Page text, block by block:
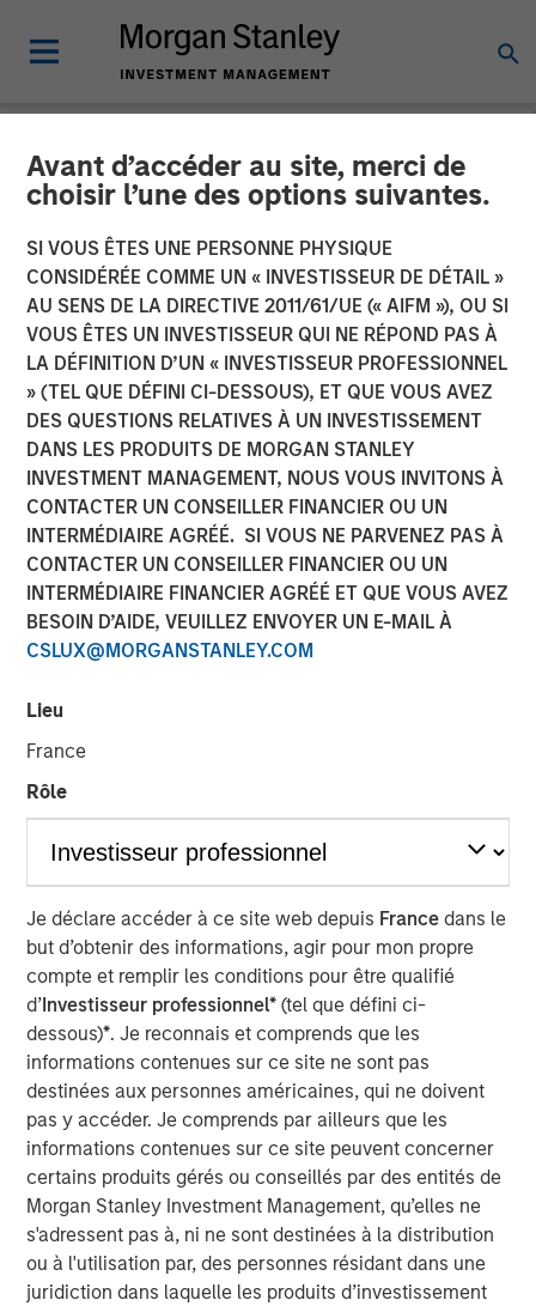
Avant d’accéder au site, merci de
choisir l’une des options suivantes.
SI VOUS ÊTES UNE PERSONNE PHYSIQUE
CONSIDÉRÉE COMME UN « INVESTISSEUR DE DÉTAIL »
AU SENS DE LA DIRECTIVE 2011/61/UE (« AIFM »), OU SI
VOUS ÊTES UN INVESTISSEUR QUI NE RÉPOND PAS À
LA DÉFINITION D’UN « INVESTISSEUR PROFESSIONNEL
» (TEL QUE DÉFINI CI-DESSOUS), ET QUE VOUS AVEZ
DES QUESTIONS RELATIVES À UN INVESTISSEMENT
DANS LES PRODUITS DE MORGAN STANLEY
INVESTMENT MANAGEMENT, NOUS VOUS INVITONS À
CONTACTER UN CONSEILLER FINANCIER OU UN
INTERMÉDIAIRE AGRÉÉ. SI VOUS NE PARVENEZ PAS À
CONTACTER UN CONSEILLER FINANCIER OU UN
INTERMÉDIAIRE FINANCIER AGRÉÉ ET QUE VOUS AVEZ
BESOIN D’AIDE, VEUILLEZ ENVOYER UN E-MAIL À
CSLUX@MORGANSTANLEY.COM
Lieu
France
Rôle
Je déclare accéder à ce site web depuis France dans le
but d’obtenir des informations, agir pour mon propre
compte et remplir les conditions pour être qualifié
d’Investisseur professionnel*(tel que défini ci-
dessous)*. Je reconnais et comprends que les
informations contenues sur ce site ne sont pas
destinées aux personnes américaines, qui ne doivent
pas y accéder. Je comprends par ailleurs que les
informations contenues sur ce site peuvent concerner
certains produits gérés ou conseillés par des entités de
Morgan Stanley Investment Management, qu’elles ne
s'adressent pas à, ni ne sont destinées à la distribution
ou à l'utilisation par, des personnes résidant dans une
juridiction dans laquelle les produits d’investissement
CARON'S CORNER INSIGHTS
The Big Easy
22 SEPTEMBRE 2025
Jim Caron
Chief Investment Officer,
Portfolio Solutions Group
06:35
00:00
Louisiana, but in this case refers to
Monetary policy easingis thought to be needed to
support the labor market, and while true, there is
another reason lurking – to avoid the risk and
vulnerabilities of a liquidity squeeze.
Fiscal policy easingmay be seen as corporate tax
relief and again, while true, what lurks is a foreign
policy angle related to tariffs and geopolitical
influence, i.e., the cost of tariffs needs to be offset
to fund foreign policy matters.
All in all, this isnot just a simple game of economic
relationships. There is something deeper at work
that may keep easy policy at work for longer.
This may producean underappreciated boost for
asset prices, thus suggesting that expensive
valuations are not so expensive at all.